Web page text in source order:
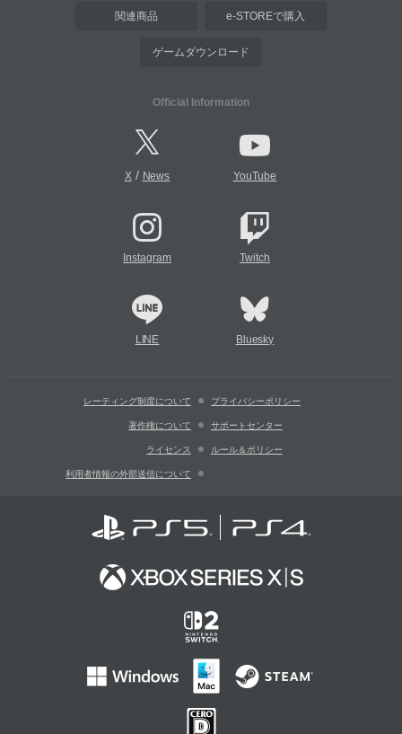
関連商品 e-STOREで購入
ゲームダウンロード
Official Information
X/ News YouTube
Instagram Twitch
LINE Bluesky
レーティング制度について プライバシーポリシー
著作権について サポートセンター
ライセンス ルール＆ポリシー
利用者情報の外部送信について